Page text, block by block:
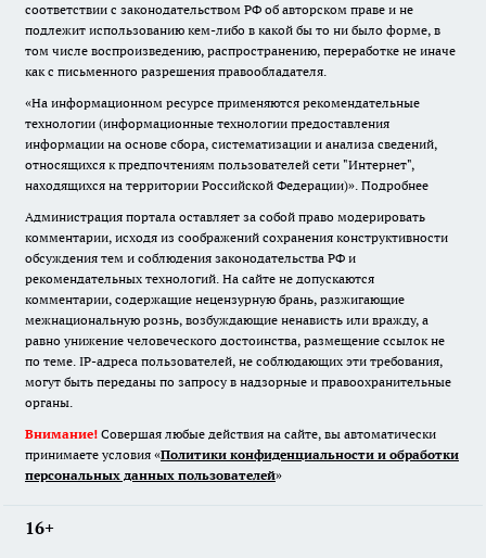
соответствии с законодательством РФ об авторском праве и не
подлежит использованию кем-либо в какой бы то ни было форме, в
том числе воспроизведению, распространению, переработке не иначе
как с письменного разрешения правообладателя.
«На информационном ресурсе применяются рекомендательные
технологии (информационные технологии предоставления
информации на основе сбора, систематизации и анализа сведений,
относящихся к предпочтениям пользователей сети "Интернет",
находящихся на территории Российской Федерации)». Подробнее
Администрация портала оставляет за собой право модерировать
комментарии, исходя из соображений сохранения конструктивности
обсуждения тем и соблюдения законодательства РФ и
рекомендательных технологий. На сайте не допускаются
комментарии, содержащие нецензурную брань, разжигающие
межнациональную рознь, возбуждающие ненависть или вражду, а
равно унижение человеческого достоинства, размещение ссылок не
по теме. IP-адреса пользователей, не соблюдающих эти требования,
могут быть переданы по запросу в надзорные и правоохранительные
органы.
Внимание! Совершая любые действия на сайте, вы автоматически
принимаете условия «Политики конфиденциальности и обработки
персональных данных пользователей»
16+